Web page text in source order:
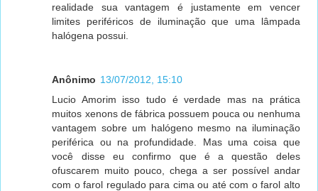
realidade sua vantagem é justamente em vencer
limites periféricos de iluminação que uma lâmpada
halógena possui.
Anônimo 13/07/2012, 15:10
Lucio Amorim isso tudo é verdade mas na prática
muitos xenons de fábrica possuem pouca ou nenhuma
vantagem sobre um halógeno mesmo na iluminação
periférica ou na profundidade. Mas uma coisa que
você disse eu confirmo que é a questão deles
ofuscarem muito pouco, chega a ser possível andar
com o farol regulado para cima ou até com o farol alto